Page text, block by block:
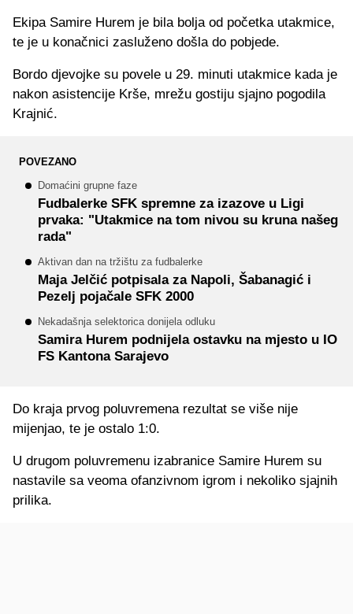
Ekipa Samire Hurem je bila bolja od početka utakmice,
te je u konačnici zasluženo došla do pobjede.
Bordo djevojke su povele u 29. minuti utakmice kada je
nakon asistencije Krše, mrežu gostiju sjajno pogodila
Krajnić.
POVEZANO
Domaćini grupne faze
Fudbalerke SFK spremne za izazove u Ligi
prvaka: "Utakmice na tom nivou su kruna našeg
rada"
Aktivan dan na tržištu za fudbalerke
Maja Jelčić potpisala za Napoli, Šabanagić i
Pezelj pojačale SFK 2000
Nekadašnja selektorica donijela odluku
Samira Hurem podnijela ostavku na mjesto u IO
FS Kantona Sarajevo
Do kraja prvog poluvremena rezultat se više nije
mijenjao, te je ostalo 1:0.
U drugom poluvremenu izabranice Samire Hurem su
nastavile sa veoma ofanzivnom igrom i nekoliko sjajnih
prilika.